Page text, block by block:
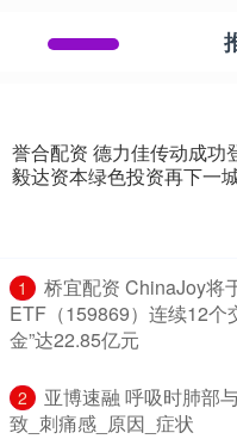
誉合配资 德力佳传动成功
毅达资本绿色投资再下一
1
桥宜配资 ChinaJoy将
ETF（159869）连续12个
金”达22.85亿元
2
亚博速融 呼吸时肺部
致_刺痛感_原因_症状